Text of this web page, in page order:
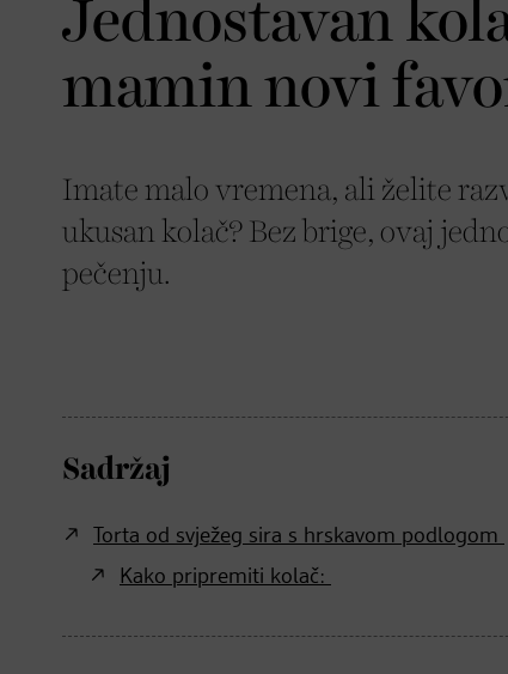
Jednostavan
mamin novi
Imate malo vremena, ali želite
ukusan kolač? Bez brige, ovaj
pečenju.
Sadržaj
Torta od svježeg sira s hrskavom podlogom
Kako pripremiti kolač: